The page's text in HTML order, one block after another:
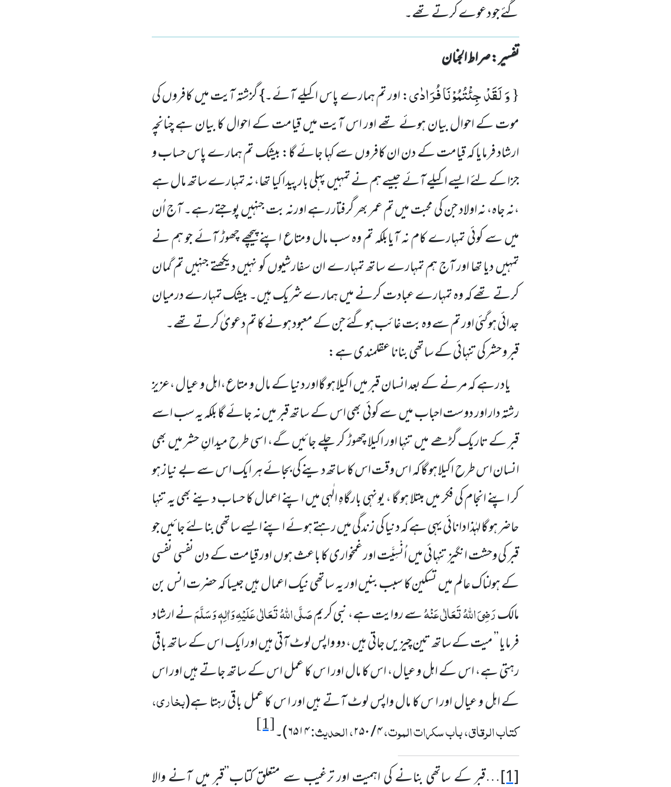
گئے جو دعوے کرتے تھے۔
تفسیر : ‎صراط الجنان
{وَ لَقَدْ جِئْتُمُوْنَا فُرَادٰى: اور تم ہمارے پاس اکیلے آئے۔} گزشتہ آیت میں کافروں کی
موت کے احوال بیان ہوئے تھے اور اس آیت میں قیامت کے احوال کا بیان ہے چنانچہ
ارشاد فرمایا کہ قیامت کے دن ان کافروں سے کہا جائے گا: بیشک تم ہمارے پاس حساب و
جزا کے لئے ایسے اکیلے آئے جیسے ہم نے تمہیں پہلی بار پیدا کیا تھا، نہ تمہارے ساتھ مال ہے
،نہ جاہ، نہ اولاد جن کی محبت میں تم عمر بھر گرفتار رہے اورنہ بت جنہیں پوجتے رہے۔ آج اُن
میں سے کوئی تمہارے کام نہ آیابلکہ تم وہ سب مال ومتاع اپنے پیچھے چھوڑ آئے جو ہم نے
تمہیں دیا تھا اور آج ہم تمہارے ساتھ تمہارے ان سفارشیوں کو نہیں دیکھتے جنہیں تم گمان
کرتے تھے کہ وہ تمہارے عبادت کرنے میں ہمارے شریک ہیں۔ بیشک تمہارے درمیان
جدائی ہوگئی اور تم سے وہ بت غائب ہوگئے جن کے معبود ہونے کا تم دعویٰ کرتے تھے۔
قبر و حشر کی تنہائی کے ساتھی بنانا عقلمندی ہے:
یاد رہے کہ مرنے کے بعد انسان قبر میں اکیلا ہو گااور دنیا کے مال و متاع،اہل و عیال ،عزیز
رشتہ دار اور دوست احباب میں سے کوئی بھی اس کے ساتھ قبر میں نہ جائے گا بلکہ یہ سب اسے
قبر کے تاریک گڑھے میں تنہا اور اکیلا چھوڑ کر چلے جائیں گے، اسی طرح میدانِ حشر میں بھی
انسان اس طرح اکیلا ہو گا کہ اس وقت اس کا ساتھ دینے کی بجائے ہر ایک اس سے بے نیا ز ہو
کر اپنے انجام کی فکر میں مبتلا ہو گا ، یونہی بارگاہِ الٰہی میں اپنے اعمال کا حساب دینے بھی یہ تنہا
حاضر ہو گا لہٰذا دانائی یہی ہے کہ دنیا کی زندگی میں رہتے ہوئے اپنے ایسے ساتھی بنا لئے جائیں جو
قبر کی وحشت انگیز تنہائی میں اُنْسِیَّت اور غمخواری کا باعث ہوں اور قیامت کے دن نفسی نفسی
کے ہولناک عالم میں تسکین کا سبب بنیں اور یہ ساتھی نیک اعمال ہیں جیسا کہ حضرت انس بن
مالکرَضِیَ اللہُ تَعَالٰی عَنْہُسے روایت ہے، نبی کریمصَلَّی اللہُ تَعَالٰی عَلَیْہِ وَاٰلِہٖ وَسَلَّمَنے ارشاد
فرمایا ’’ میت کے ساتھ تین چیزیں جاتی ہیں ، دو واپس لوٹ آتی ہیں اور ایک ا س کے ساتھ باقی
رہتی ہے، اس کے اہل و عیال، اس کا مال اور ا س کا عمل اس کے ساتھ جاتے ہیں اور اس
کے اہل و عیال اور ا س کا مال واپس لوٹ آتے ہیں اور ا س کا عمل باقی رہتا ہے(بخاری،
کتاب الرقاق، باب سکرات الموت،۴ / ۲۵۰ ، الحدیث:۶۵۱۴)۔[1]
[1]…قبر کے ساتھی بنانے کی اہمیت اور ترغیب سے متعلق کتاب’’قبر میں آنے والا